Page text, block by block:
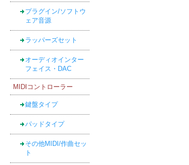
プラグイン/ソフトウ
ェア音源
ラッパーズセット
オーディオインター
フェイス・DAC
MIDIコントローラー
鍵盤タイプ
パッドタイプ
その他MIDI/作曲セッ
ト